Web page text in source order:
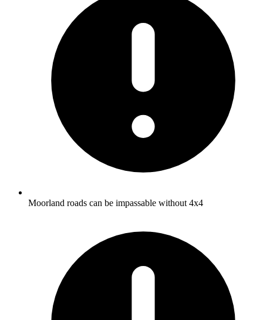
Moorland roads can be impassable without 4x4